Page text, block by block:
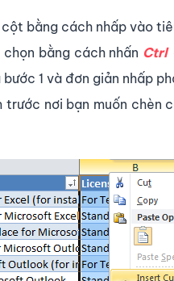
bằng cách nhấp vào
bằng cách nhấn Ctrl
1 và đơn giản nhấp
trước nơi bạn muốn chèn